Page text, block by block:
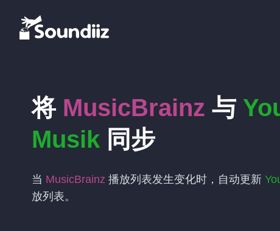
将 MusicBrainz 与
Musik 同步
当 MusicBrainz 播放列表发生变化时，自动更新
放列表。